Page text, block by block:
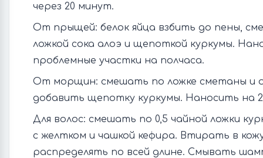
через 20 минут.
От прыщей: белок яйца взбить до пены,
ложкой сока алоэ и щепоткой куркумы.
проблемные участки на полчаса.
От морщин: смешать по ложке сметаны и
добавить щепотку куркумы. Наносить на
Для волос: смешать по 0,5 чайной ложки
с желтком и чашкой кефира. Втирать в
распределять по всей длине. Смывать